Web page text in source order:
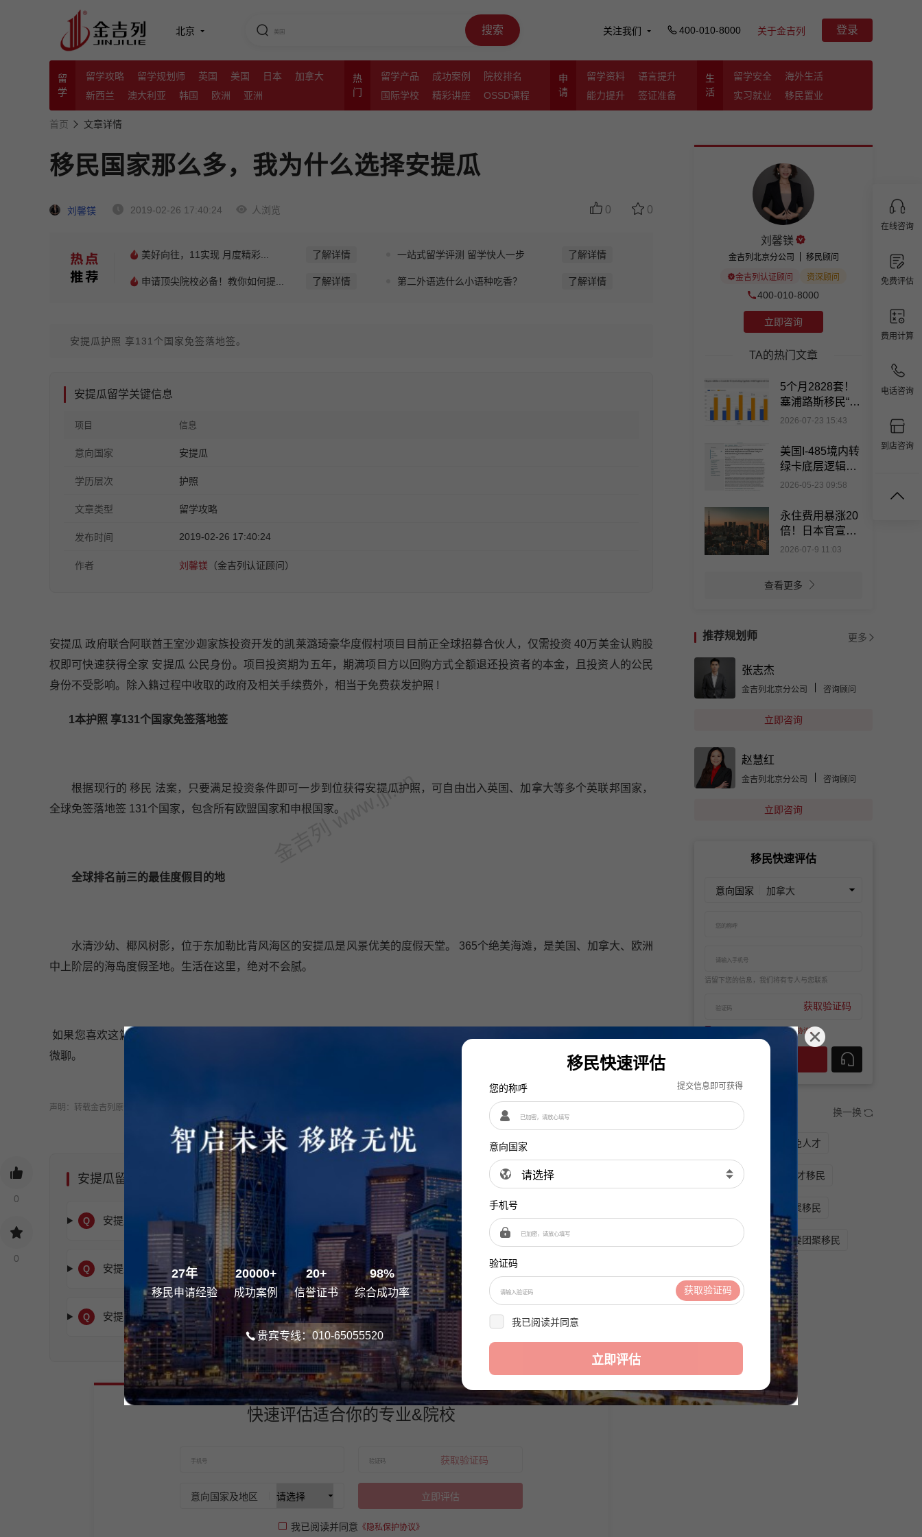
27年
移民申请经验
20000+
成功案例
20+
信誉证书
98%
综合成功率
贵宾专线：010-65055520
移民快速评估
您的称呼 提交信息即可获得
意向国家
手机号
验证码
获取验证码
我已阅读并同意
立即评估
北京 搜索 关注我们 400-010-8000 关于金吉列 登录
留
学
留学攻略 留学规划师 英国 美国 日本
加拿大
新西兰
澳大利亚 韩国 欧洲 亚洲
热
门
留学产品 成功案例
院校排名
国际学校
精彩讲座 OSSD课程
申
请
留学资料
语言提升
能力提升
签证准备
生
活
留学安全
海外生活
实习就业
移民置业
在线咨询
免费评估
费用计算
电话咨询
到店咨询
0
0
首页 文章详情
移民国家那么多，我为什么选择安提瓜
刘馨镁 2019-02-26 17:40:24 人浏览 0 0
美好向往，11实现 月度精彩... 了解详情 一站式留学评测 留学快人一步 了解详情
申请顶尖院校必备！教你如何提... 了解详情 第二外语选什么小语种吃香？ 了解详情
安提瓜护照 享131个国家免签落地签。
安提瓜留学关键信息
项目 信息
意向国家 安提瓜
学历层次 护照
文章类型 留学攻略
发布时间 2019-02-26 17:40:24
作者 刘馨镁 （金吉列认证顾问）
安提瓜 政府联合阿联酋王室沙迦家族投资开发的凯莱潞琦豪华度假村项目目前正全球招募合伙人，仅需投资 40万美金认购股
权即可快速获得全家 安提瓜 公民身份。项目投资期为五年，期满项目方以回购方式全额退还投资者的本金，且投资人的公民
身份不受影响。除入籍过程中收取的政府及相关手续费外，相当于免费获发护照 !
1本护照 享131个国家免签落地签
根据现行的 移民 法案，只要满足投资条件即可一步到位获得安提瓜护照，可自由出入英国、加拿大等多个英联邦国家，
全球免签落地签 131个国家，包含所有欧盟国家和申根国家。
全球排名前三的最佳度假目的地
水清沙幼、椰风树影，位于东加勒比背风海区的安提瓜是风景优美的度假天堂。 365个绝美海滩，是美国、加拿大、欧洲
中上阶层的海岛度假圣地。生活在这里，绝对不会腻。
如果您喜欢这篇文章，可以关注我，或对我的文章进行点赞、评论、收藏、转发。欢迎拨打我的工作室首页电话咨询或与我
微聊。
金吉列 www.jjl.cn
声明：转载金吉列原创内容，须注明原作者及机构名称
安提瓜留学常见问题
Q 安提瓜留学申请条件是什么？ ▾
Q 安提瓜留学费用一年多少钱？
Q 安提瓜留学签证怎么办理？
快速评估适合你的专业&院校
获取验证码
意向国家及地区 立即评估
我已阅读并同意 《隐私保护协议》
刘馨镁
金吉列北京分公司 移民顾问
金吉列认证顾问 资深顾问
400-010-8000
立即咨询
TA的热门文章
5个月2828套！
塞浦路斯移民“火
出圈”， 离不开
2026-07-23 15:43
美国I-485境内转
绿卡底层逻辑全
面收紧
2026-05-23 09:58
永住费用暴涨20
倍！日本官宣在
留许可手续费大
2026-07-9 11:03
查看更多
推荐规划师 更多
张志杰
金吉列北京分公司 咨询顾问
立即咨询
赵慧红
金吉列北京分公司 咨询顾问
立即咨询
移民快速评估
意向国家
请留下您的信息，我们将有专人与您联系
获取验证码
《隐私保护协议》
热门内容 换一换
国家豁免人才
高学历移民 技术人才移民
子女团聚移民
父母团聚移民 夫妻团聚移民